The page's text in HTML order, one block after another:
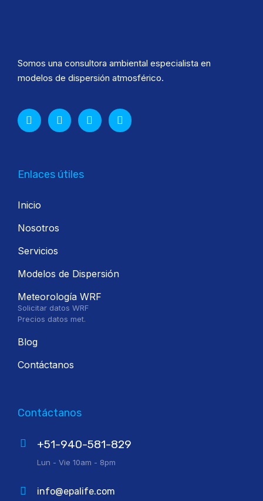
Somos una consultora ambiental especialista en
modelos de dispersión atmosférico.
Enlaces útiles
Inicio
Nosotros
Servicios
Modelos de Dispersión
Meteorología WRF
Solicitar datos WRF
Precios datos met.
Blog
Contáctanos
Contáctanos
+51-940-581-829
Lun - Vie 10am - 8pm
info@epalife.com